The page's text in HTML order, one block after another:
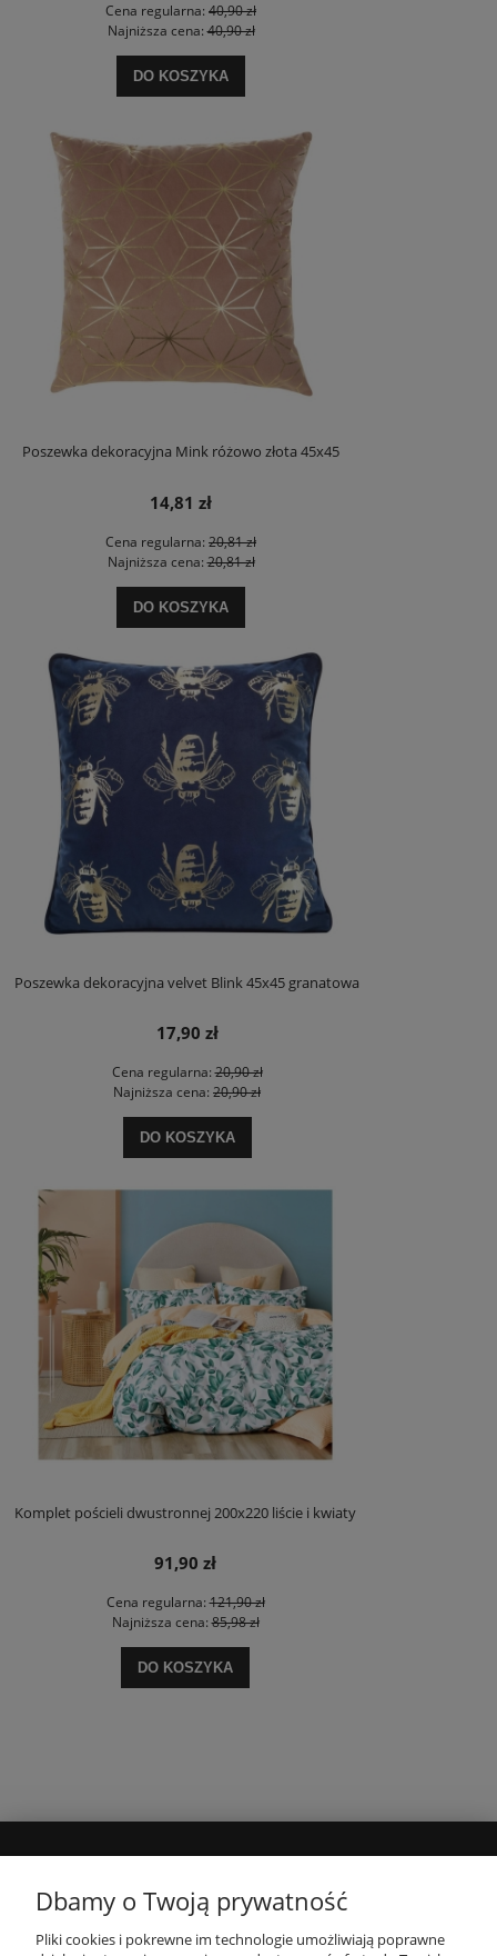
Cena regularna: 40,90 zł
Najniższa cena:40,90 zł
DO KOSZYKA
Poszewka dekoracyjna Mink różowo złota 45x45
14,81 zł
Cena regularna: 20,81 zł
Najniższa cena:20,81 zł
DO KOSZYKA
Poszewka dekoracyjna velvet Blink 45x45 granatowa
17,90 zł
Cena regularna:20,90 zł
Najniższa cena: 20,90 zł
DO KOSZYKA
Komplet pościeli dwustronnej 200x220 liście i kwiaty
91,90 zł
Cena regularna:121,90 zł
Najniższa cena:85,98 zł
DO KOSZYKA
INFORMACJE
Dbamy o Twoją prywatność
Pliki cookies i pokrewne im technologie umożliwiają poprawne